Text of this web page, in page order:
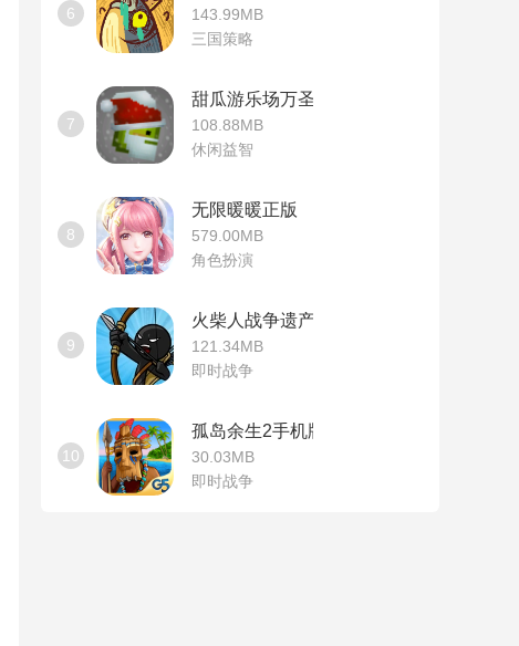
6
143.99MB
三国策略
7
甜瓜游乐场万圣节版本
108.88MB
休闲益智
8
无限暖暖正版
579.00MB
角色扮演
9
火柴人战争遗产无敌版
121.34MB
即时战争
10
孤岛余生2手机版
30.03MB
即时战争